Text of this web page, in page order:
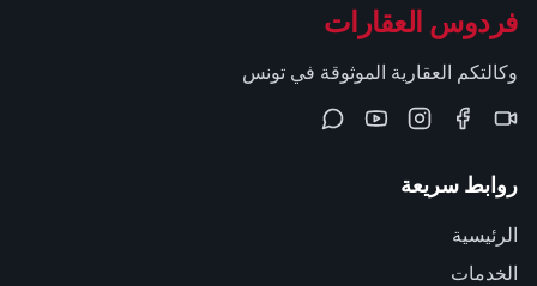
فردوس العقارات
وكالتكم العقارية الموثوقة في تونس
روابط سريعة
الرئيسية
الخدمات